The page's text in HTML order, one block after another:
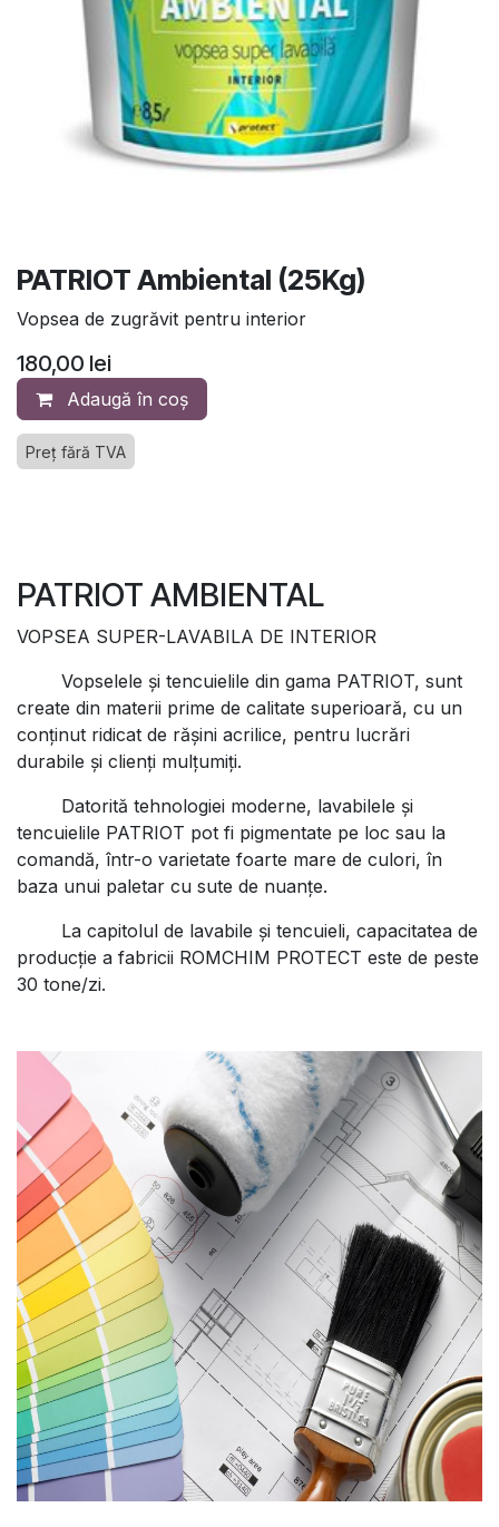
PATRIOT Ambiental (25Kg)
Vopsea de zugrăvit pentru interior
180,00 lei
Adaugă în coș
Preț fără TVA
PATRIOT AMBIENTAL
VOPSEA SUPER-LAVABILA DE INTERIOR
Vopselele şi tencuielile din gama PATRIOT, sunt
create din materii prime de calitate superioară, cu un
conţinut ridicat de răşini acrilice, pentru lucrări
durabile şi clienţi mulţumiţi.
Datorită tehnologiei moderne, lavabilele şi
tencuielile PATRIOT pot fi pigmentate pe loc sau la
comandă, într-o varietate foarte mare de culori, în
baza unui paletar cu sute de nuanţe.
La capitolul de lavabile şi tencuieli, capacitatea de
producţie a fabricii ROMCHIM PROTECT este de peste
30 tone/zi.